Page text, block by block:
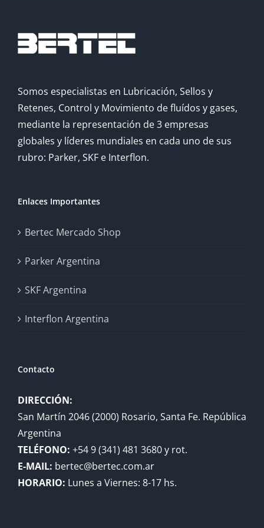
Somos especialistas en Lubricación, Sellos y
Retenes, Control y Movimiento de fluídos y gases,
mediante la representación de 3 empresas
globales y líderes mundiales en cada uno de sus
rubro: Parker, SKF e Interflon.
Enlaces Importantes
Bertec Mercado Shop
Parker Argentina
SKF Argentina
Interflon Argentina
Contacto
DIRECCIÓN:
San Martín 2046 (2000) Rosario, Santa Fe. República
Argentina
TELÉFONO: +54 9 (341) 481 3680 y rot.
E-MAIL: bertec@bertec.com.ar
HORARIO: Lunes a Viernes: 8-17 hs.